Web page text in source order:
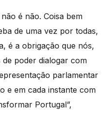
é não. Coisa bem
de uma vez por todas,
é a obrigação que nós,
poder dialogar com
parlamentar
e em cada instante com
Portugal”,